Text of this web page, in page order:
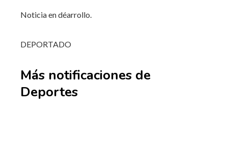
Noticia en déarrollo.
DEPORTADO
Más notificaciones de
Deportes